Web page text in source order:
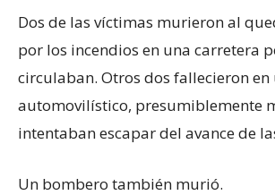
Dos de las víctimas murieron al
por los incendios en una carretera
circulaban. Otros dos fallecieron en
automovilístico, presumiblemente
intentaban escapar del avance de
Un bombero también murió.